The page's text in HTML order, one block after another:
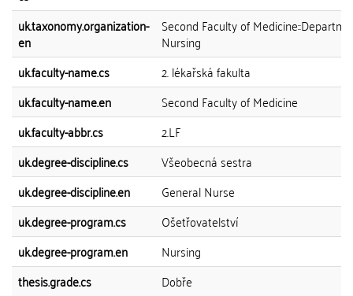
uk.taxonomy.organization-
en
Second Faculty of
Nursing
uk.faculty-name.cs
2. lékařská fakulta
uk.faculty-name.en
Second Faculty of Medicine
uk.faculty-abbr.cs
2.LF
uk.degree-discipline.cs
Všeobecná sestra
uk.degree-discipline.en
General Nurse
uk.degree-program.cs
Ošetřovatelství
uk.degree-program.en
Nursing
thesis.grade.cs
Dobře